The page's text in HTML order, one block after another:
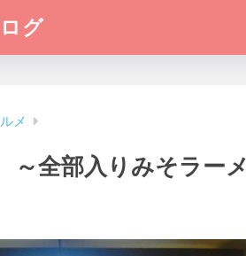
グ
メ
全部入りみそラー